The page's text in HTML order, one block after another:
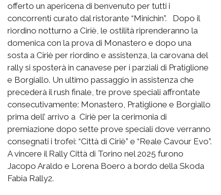
offerto un apericena di benvenuto per tutti i
concorrenti curato dal ristorante “Minichin”. Dopo il
riordino notturno a Ciriè, le ostilità riprenderanno la
domenica con la prova di Monastero e dopo una
sosta a Ciriè per riordino e assistenza, la carovana del
rally si sposterà in canavese per i parziali di Pratiglione
e Borgiallo. Un ultimo passaggio in assistenza che
precederà il rush finale, tre prove speciali affrontate
consecutivamente: Monastero, Pratiglione e Borgiallo
prima dell’ arrivo a Ciriè per la cerimonia di
premiazione dopo sette prove speciali dove verranno
consegnati i trofei: “Città di Ciriè” e “Reale Cavour Evo”.
A vincere il Rally Città di Torino nel 2025 furono
Jacopo Araldo e Lorena Boero a bordo della Skoda
Fabia Rally2.